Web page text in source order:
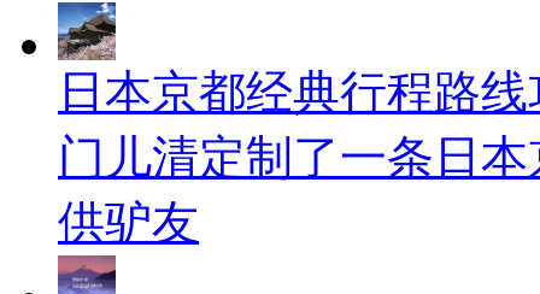
日本京都经典行程路
门儿清定制了一条日
供驴友